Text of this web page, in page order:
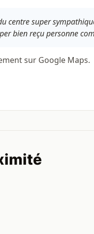
centre super
bien reçu personne
sur Google Maps.